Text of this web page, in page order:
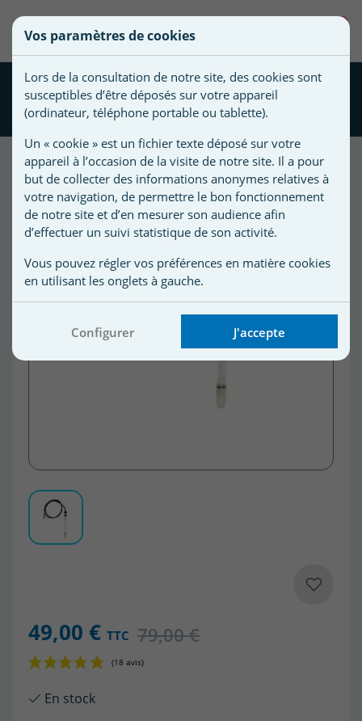
Sonde pH avec câble de 5
mètres Astral
Promo !
-30,00 €
49,00 € TTC 79,00 €
En stock
Créer une nouvelle liste
une
liste
Nom de
d'envies
Vous
devez
être
connecté
pour
ajouter
des
produits
à
votre
liste
Vos paramètres de cookies
Lors de la consultation de notre site, des cookies sont
susceptibles d’être déposés sur votre appareil
(ordinateur, téléphone portable ou tablette).
Un « cookie » est un fichier texte déposé sur votre
appareil à l’occasion de la visite de notre site. Il a pour
but de collecter des informations anonymes relatives à
votre navigation, de permettre le bon fonctionnement
de notre site et d’en mesurer son audience afin
d’effectuer un suivi statistique de son activité.
Vous pouvez régler vos préférences en matière cookies
en utilisant les onglets à gauche.
Configurer J'accepte